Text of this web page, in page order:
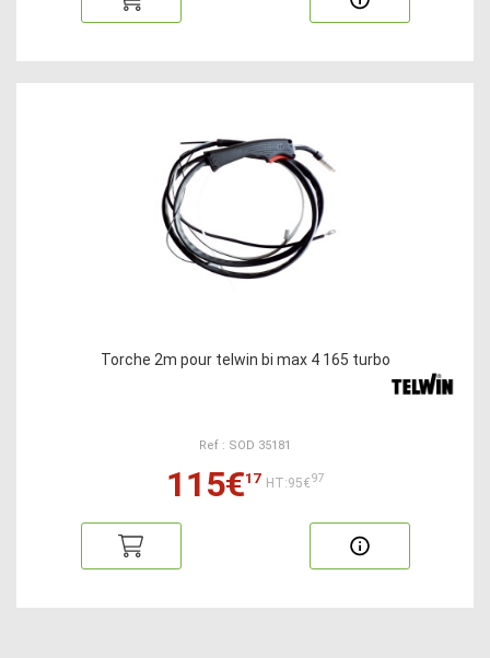
Torche 2m pour telwin bi max 4 165 turbo
Ref : SOD 35181
115€17 HT:95€97